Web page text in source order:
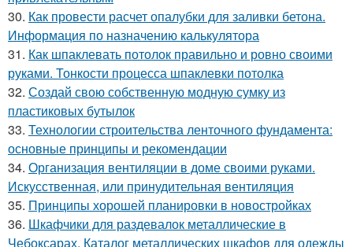
30. Как провести расчет опалубки для заливки бетона.
Информация по назначению калькулятора
31. Как шпаклевать потолок правильно и ровно своими
руками. Тонкости процесса шпаклевки потолка
32. Создай свою собственную модную сумку из
пластиковых бутылок
33. Технологии строительства ленточного фундамента:
основные принципы и рекомендации
34. Организация вентиляции в доме своими руками.
Искусственная, или принудительная вентиляция
35. Принципы хорошей планировки в новостройках
36. Шкафчики для раздевалок металлические в
Чебоксарах. Каталог металлических шкафов для одежды